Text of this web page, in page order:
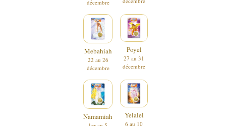
décembre
Mebahiah
22 au 26
décembre
Poyel
27 au 31
décembre
Namamiah Yelalel
6 au 10